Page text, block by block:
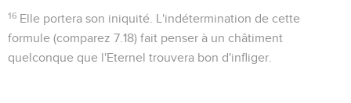
16 Elle portera son iniquité . L'indétermination de cette
formule (comparez 7.18) fait penser à un châtiment
quelconque que l'Eternel trouvera bon d'infliger.